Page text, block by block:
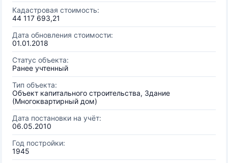
Кадастровая стоимость:
44 117 693,21
Дата обновления стоимости:
01.01.2018
Статус объекта:
Ранее учтенный
Тип объекта:
Объект капитального строительства, Здание
(Многоквартирный дом)
Дата постановки на учёт:
06.05.2010
Год постройки:
1945